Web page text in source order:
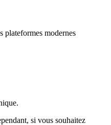
plateformes modernes
si vous souhaitez